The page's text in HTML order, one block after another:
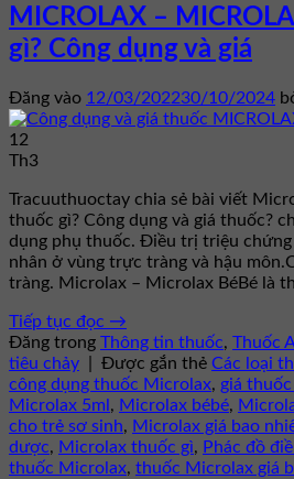
MICROLAX –
gì? Công dụng và giá
Đăng vào 12/03/202230/10/2024
12
Th3
Tracuuthuoctay chia sẻ bài viết
thuốc gì? Công dụng và giá thuốc?
dụng phụ thuốc. Điều trị triệu chứng
nhân ở vùng trực tràng và hậu
tràng. Microlax – Microlax BéBé là
Tiếp tục đọc →
Đăng trong Thông tin thuốc, Thuốc
tiêu chảy
Được gắn thẻ Các loại
công dụng thuốc Microlax, giá
Microlax 5ml , Microlax bébé,
cho trẻ sơ sinh, Microlax giá bao
dược, Microlax thuốc gì, Phác đồ
thuốc Microlax, thuốc Microlax giá